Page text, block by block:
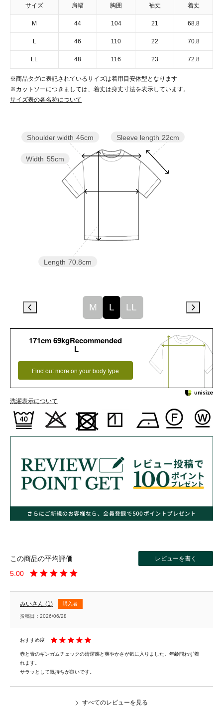
サイズ 肩幅 胸囲 袖丈 着丈
M 44 104 21 68.8
L 46 110 22 70.8
LL 48 116 23 72.8
※商品タグに表記されているサイズは着用目安体型となります
※カットソーにつきましては、着丈は身丈寸法を表示しています。
サイズ表の各名称について
Sleeve length 22cm
Length 70.8cm
Width 55cm
Shoulder width 46cm
M L LL
171cm 69kgRecommended
L
Find out more on your body type
洗濯表示について
5.00
みい 1 購入者
投稿日 2026/06/28
赤と青のギンガムチェックの清潔感と爽やかさが気に入りました。年齢問わず着
れます。
サラッとして気持ちが良いです。
すべてのレビューを見る
レビューを書く